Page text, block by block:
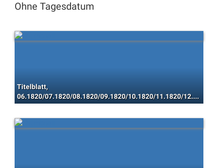
Ohne Tagesdatum
Titelblatt,
06.1820/07.1820/08.1820/09.1820/10.1820/11.1820/12.1820